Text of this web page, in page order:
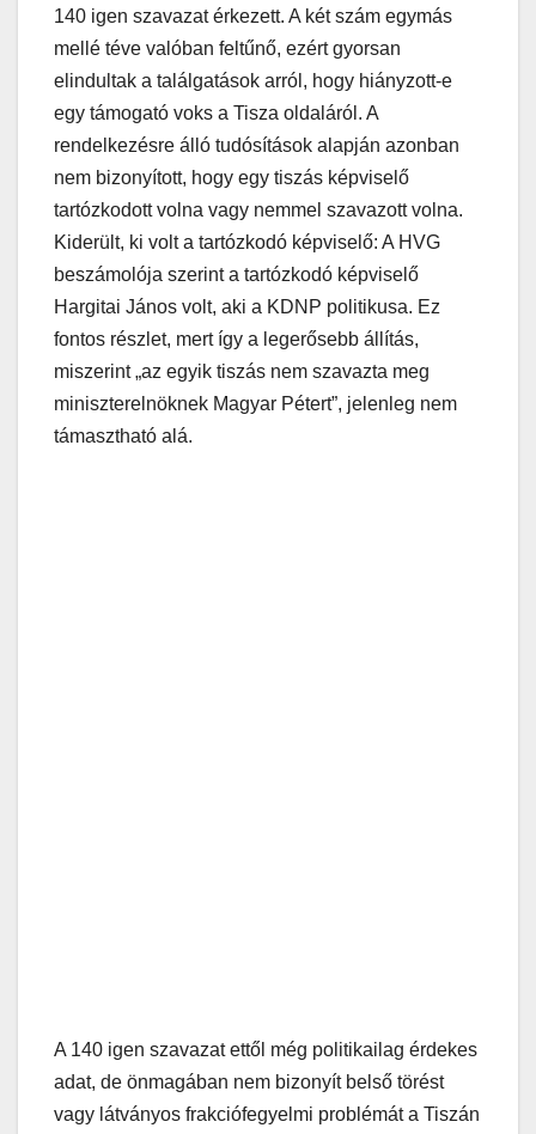
140 igen szavazat érkezett. A két szám egymás
mellé téve valóban feltűnő, ezért gyorsan
elindultak a találgatások arról, hogy hiányzott-e
egy támogató voks a Tisza oldaláról. A
rendelkezésre álló tudósítások alapján azonban
nem bizonyított, hogy egy tiszás képviselő
tartózkodott volna vagy nemmel szavazott volna.
Kiderült, ki volt a tartózkodó képviselő: A HVG
beszámolója szerint a tartózkodó képviselő
Hargitai János volt, aki a KDNP politikusa. Ez
fontos részlet, mert így a legerősebb állítás,
miszerint „az egyik tiszás nem szavazta meg
miniszterelnöknek Magyar Pétert”, jelenleg nem
támasztható alá.
A 140 igen szavazat ettől még politikailag érdekes
adat, de önmagában nem bizonyít belső törést
vagy látványos frakciófegyelmi problémát a Tiszán